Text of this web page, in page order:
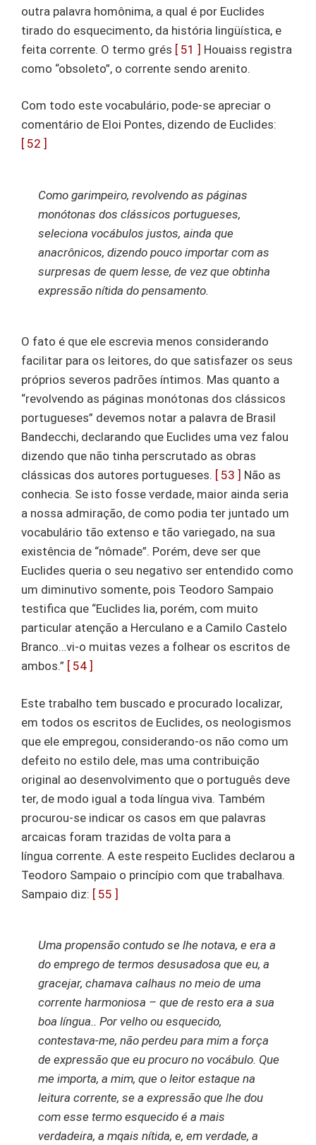
outra palavra homônima, a qual é por Euclides
tirado do esquecimento, da história lingüística, e
feita corrente. O termo grés [ 51 ] Houaiss registra
como “obsoleto”, o corrente sendo arenito.
Com todo este vocabulário, pode-se apreciar o
comentário de Eloi Pontes, dizendo de Euclides:
[ 52 ]
Como garimpeiro, revolvendo as páginas
monótonas dos clássicos portugueses,
seleciona vocábulos justos, ainda que
anacrônicos, dizendo pouco importar com as
surpresas de quem lesse, de vez que obtinha
expressão nítida do pensamento.
O fato é que ele escrevia menos considerando
facilitar para os leitores, do que satisfazer os seus
próprios severos padrões íntimos. Mas quanto a
“revolvendo as páginas monótonas dos clássicos
portugueses” devemos notar a palavra de Brasil
Bandecchi, declarando que Euclides uma vez falou
dizendo que não tinha perscrutado as obras
clássicas dos autores portugueses. [ 53 ] Não as
conhecia. Se isto fosse verdade, maior ainda seria
a nossa admiração, de como podia ter juntado um
vocabulário tão extenso e tão variegado, na sua
existência de “nômade”. Porém, deve ser que
Euclides queria o seu negativo ser entendido como
um diminutivo somente, pois Teodoro Sampaio
testifica que “Euclides lia, porém, com muito
particular atenção a Herculano e a Camilo Castelo
Branco…vi-o muitas vezes a folhear os escritos de
ambos.” [ 54 ]
Este trabalho tem buscado e procurado localizar,
em todos os escritos de Euclides, os neologismos
que ele empregou, considerando-os não como um
defeito no estilo dele, mas uma contribuição
original ao desenvolvimento que o português deve
ter, de modo igual a toda língua viva. Também
procurou-se indicar os casos em que palavras
arcaicas foram trazidas de volta para a
língua corrente. A este respeito Euclides declarou a
Teodoro Sampaio o princípio com que trabalhava.
Sampaio diz: [ 55 ]
Uma propensão contudo se lhe notava, e era a
do emprego de termos desusadosa que eu, a
gracejar, chamava calhaus no meio de uma
corrente harmoniosa – que de resto era a sua
boa língua.. Por velho ou esquecido,
contestava-me, não perdeu para mim a força
de expressão que eu procuro no vocábulo. Que
me importa, a mim, que o leitor estaque na
leitura corrente, se a expressão que lhe dou
com esse termo esquecido é a mais
verdadeira, a mqais nítida, e, em verdade, a